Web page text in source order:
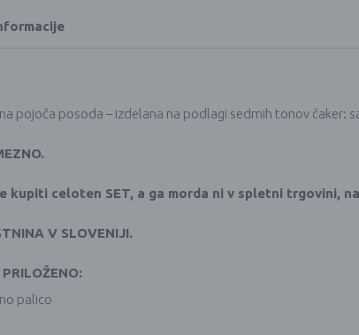
pojoča posoda – izdelana na podlagi sedmih tonov čaker:
kupiti celoten SET, a ga morda ni v spletni trgovini,
V SLOVENIJI.
palico